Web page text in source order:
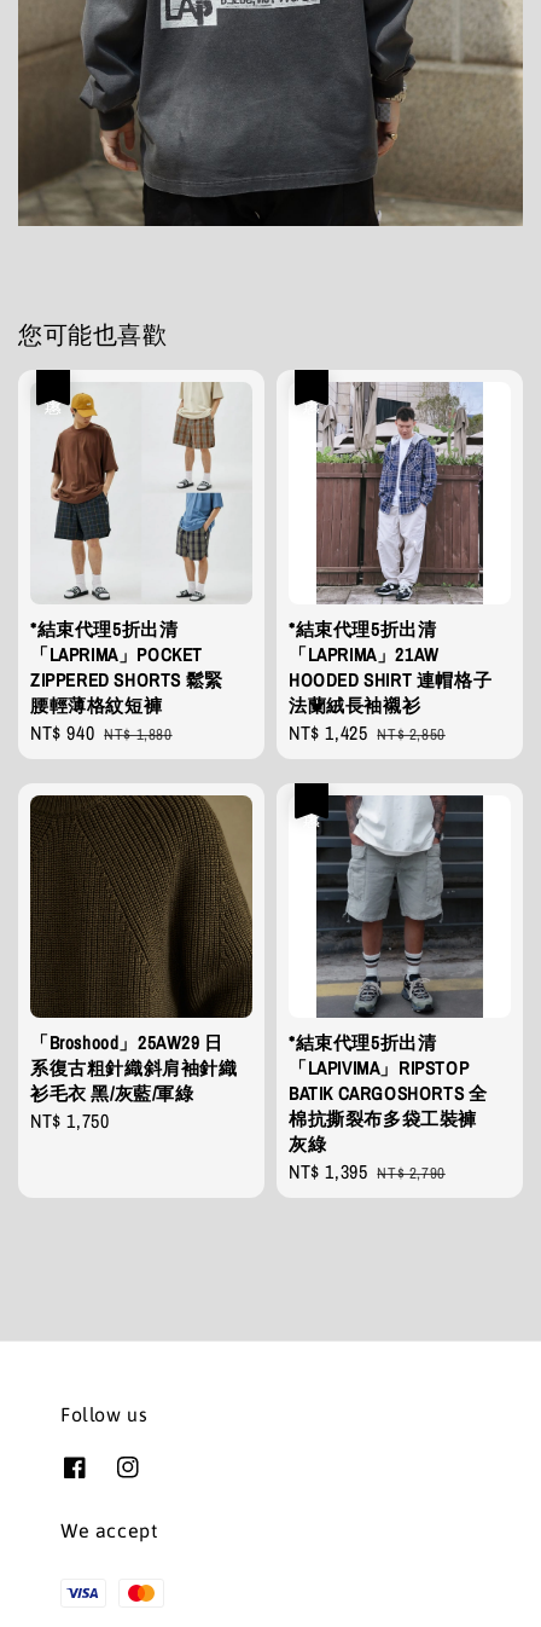
您可能也喜歡
*結束代理5折出清
「LAPRIMA」POCKET
ZIPPERED SHORTS 鬆緊
腰輕薄格紋短褲
Sale
price
NT$ 940 Regular
price
NT$ 1,880
*結束代理5折出清
「LAPRIMA」21AW
HOODED SHIRT 連帽格子
法蘭絨長袖襯衫
Sale
price
NT$ 1,425 Regular
price
NT$ 2,850
「Broshood」25AW29 日
系復古粗針織斜肩袖針織
衫毛衣 黑/灰藍/軍綠
Regular
NT$ 1,750
*結束代理5折出清
「LAPIVIMA」RIPSTOP
BATIK CARGOSHORTS 全
棉抗撕裂布多袋工裝褲
灰綠
Sale
price
NT$ 1,395 Regular
price
NT$ 2,790
Follow us
We accept